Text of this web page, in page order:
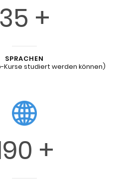
35
SPRACHEN
Kurse studiert werden können)